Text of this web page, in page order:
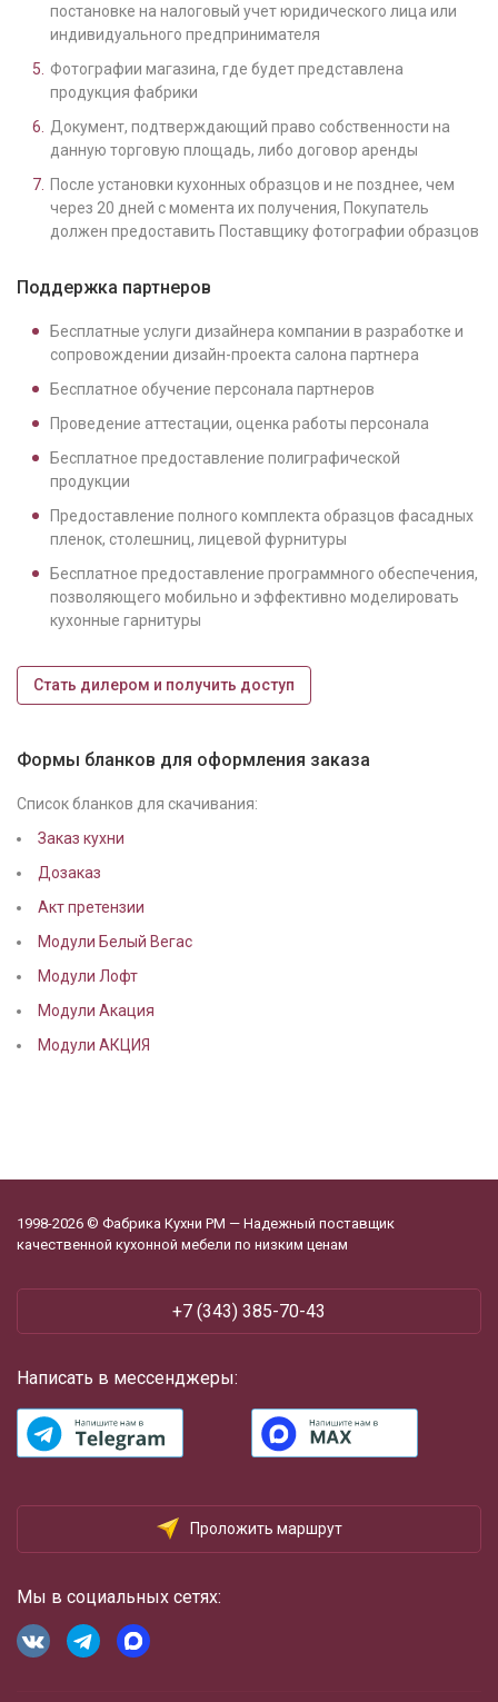
постановке на налоговый учет юридического лица или
индивидуального предпринимателя
Фотографии магазина, где будет представлена
продукция фабрики
Документ, подтверждающий право собственности на
данную торговую площадь, либо договор аренды
После установки кухонных образцов и не позднее, чем
через 20 дней с момента их получения, Покупатель
должен предоставить Поставщику фотографии образцов
Поддержка партнеров
Бесплатные услуги дизайнера компании в разработке и
сопровождении дизайн-проекта салона партнера
Бесплатное обучение персонала партнеров
Проведение аттестации, оценка работы персонала
Бесплатное предоставление полиграфической
продукции
Предоставление полного комплекта образцов фасадных
пленок, столешниц, лицевой фурнитуры
Бесплатное предоставление программного обеспечения,
позволяющего мобильно и эффективно моделировать
кухонные гарнитуры
Стать дилером и получить доступ
Формы бланков для оформления заказа
Список бланков для скачивания:
Заказ кухни
Дозаказ
Акт претензии
Модули Белый Вегас
Модули Лофт
Модули Акация
Модули АКЦИЯ
1998-2026 © Фабрика Кухни РМ — Надежный поставщик
качественной кухонной мебели по низким ценам
+7 (343) 385-70-43
Написать в мессенджеры:
Проложить маршрут
Мы в социальных сетях: